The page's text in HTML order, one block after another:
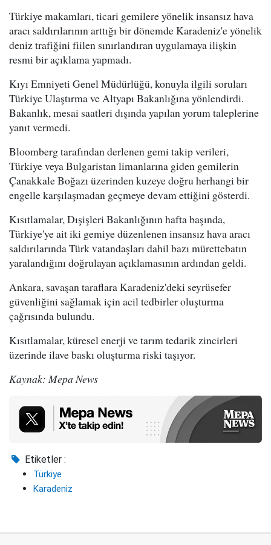
Türkiye makamları, ticari gemilere yönelik insansız hava
aracı saldırılarının arttığı bir dönemde Karadeniz'e yönelik
deniz trafiğini fiilen sınırlandıran uygulamaya ilişkin
resmi bir açıklama yapmadı.
Kıyı Emniyeti Genel Müdürlüğü, konuyla ilgili soruları
Türkiye Ulaştırma ve Altyapı Bakanlığına yönlendirdi.
Bakanlık, mesai saatleri dışında yapılan yorum taleplerine
yanıt vermedi.
Bloomberg tarafından derlenen gemi takip verileri,
Türkiye veya Bulgaristan limanlarına giden gemilerin
Çanakkale Boğazı üzerinden kuzeye doğru herhangi bir
engelle karşılaşmadan geçmeye devam ettiğini gösterdi.
Kısıtlamalar, Dışişleri Bakanlığının hafta başında,
Türkiye'ye ait iki gemiye düzenlenen insansız hava aracı
saldırılarında Türk vatandaşları dahil bazı mürettebatın
yaralandığını doğrulayan açıklamasının ardından geldi.
Ankara, savaşan taraflara Karadeniz'deki seyrüsefer
güvenliğini sağlamak için acil tedbirler oluşturma
çağrısında bulundu.
Kısıtlamalar, küresel enerji ve tarım tedarik zincirleri
üzerinde ilave baskı oluşturma riski taşıyor.
Kaynak: Mepa News
Etiketler :
Türkiye
Karadeniz